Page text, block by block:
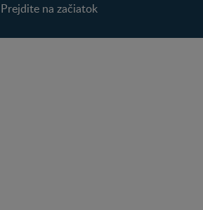
Prejdite na začiatok